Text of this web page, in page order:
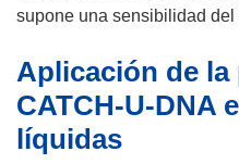
supone una sensibilidad del
Aplicación de la
CATCH-U-DNA
líquidas